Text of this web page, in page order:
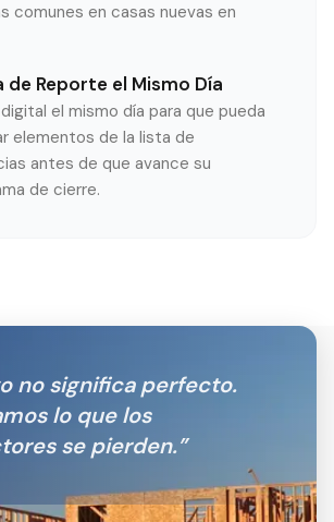
comunes en casas nuevas en
de Reporte el Mismo Día
el mismo día para que pueda
elementos de la lista de
antes de que avance su
de cierre.
no significa perfecto.
lo que los
se pierden.”